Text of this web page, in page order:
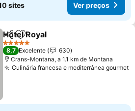
sites Ver preços
PartilharAdicionar aos favoritos
Hotel Royal
5 Estrelas
8,7 Excelente
630
Crans-Montana, a 1.1 km de Montana
Culinária francesa e mediterrânea gourmet